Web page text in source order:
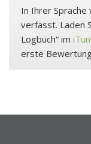
In Ihrer
verfasst. Laden
Logbuch“ im
erste